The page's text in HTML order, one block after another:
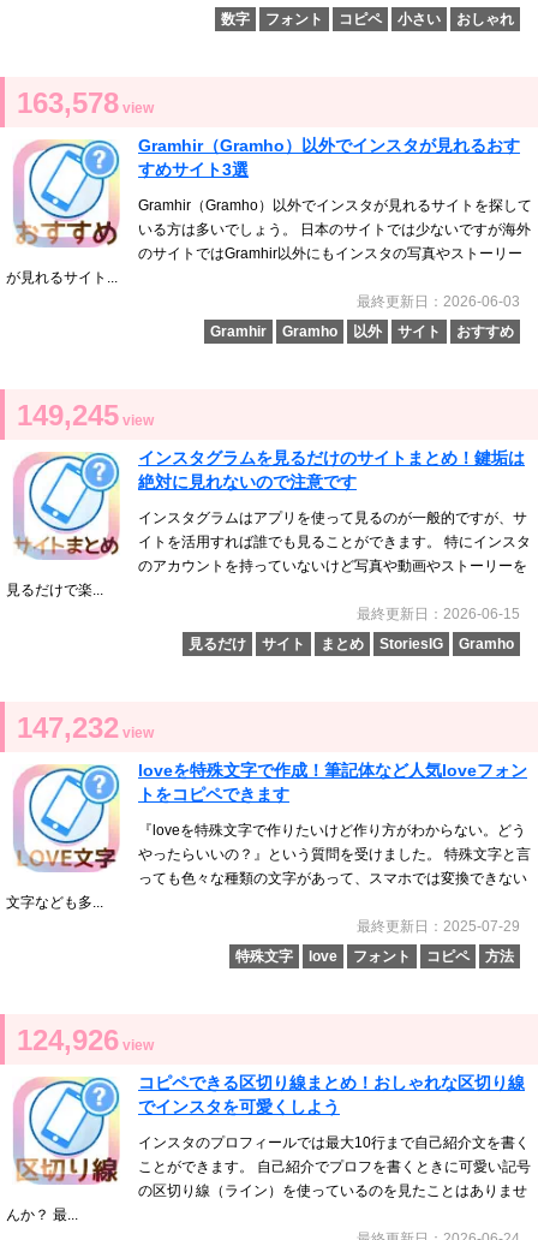
数字
フォント コピペ 小さい おしゃれ
163,578 view
Gramhir（Gramho）以外でインスタが見れるおす
すめサイト3選
Gramhir（Gramho）以外でインスタが見れるサイトを探して
いる方は多いでしょう。 日本のサイトでは少ないですが海外
のサイトではGramhir以外にもインスタの写真やストーリー
が見れるサイト...
最終更新日：2026-06-03
Gramhir
Gramho 以外 サイト おすすめ
149,245 view
インスタグラムを見るだけのサイトまとめ！鍵垢は
絶対に見れないので注意です
インスタグラムはアプリを使って見るのが一般的ですが、サ
イトを活用すれば誰でも見ることができます。 特にインスタ
のアカウントを持っていないけど写真や動画やストーリーを
見るだけで楽...
最終更新日：2026-06-15
見るだけ
サイト まとめ StoriesIG Gramho
147,232 view
loveを特殊文字で作成！筆記体など人気loveフォン
トをコピペできます
『loveを特殊文字で作りたいけど作り方がわからない。どう
やったらいいの？』という質問を受けました。 特殊文字と言
っても色々な種類の文字があって、スマホでは変換できない
文字なども多...
最終更新日：2025-07-29
特殊文字
love フォント コピペ 方法
124,926 view
コピペできる区切り線まとめ！おしゃれな区切り線
でインスタを可愛くしよう
インスタのプロフィールでは最大10行まで自己紹介文を書く
ことができます。 自己紹介でプロフを書くときに可愛い記号
の区切り線（ライン）を使っているのを見たことはありませ
んか？ 最...